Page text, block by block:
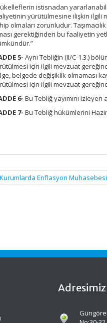
istisnadan
yürütülmesine ilişkin ilgili
olmaları zorunludur.
gerektiğinden bu faaliyetin
5-Aynı Tebliğin (II/C-1.3.)
için ilgili mevzuat
belgede değişiklik olmaması
için ilgili mevzuat
6-Bu Tebliğ yayımını
7-Bu Tebliğ hükümlerini
Enflasyon Muhasebesi
Adresimiz